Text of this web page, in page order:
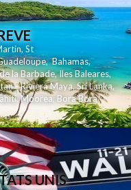
,St
,Bahamas,
la Barbade,Iles Baleares,
- Riviera Maya,Sri Lanka,
,Moorea, Bora Bora
UNIS